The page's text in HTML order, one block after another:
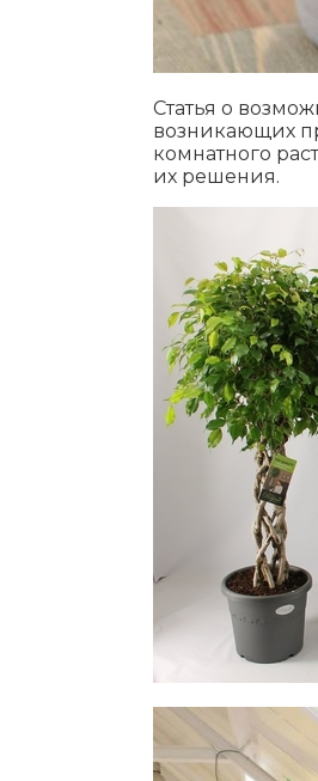
Статья о
возникающих
комнатного
их решения.